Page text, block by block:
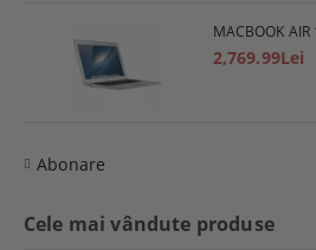
MACBOOK AIR
2,769.99Lei
Abonare
Cele mai vândute produse